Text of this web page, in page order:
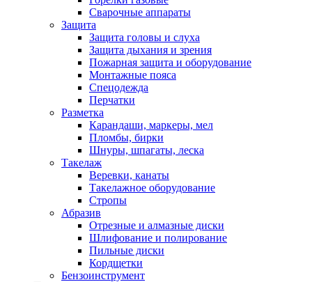
Сварочные аппараты
Защита
Защита головы и слуха
Защита дыхания и зрения
Пожарная защита и оборудование
Монтажные пояса
Спецодежда
Перчатки
Разметка
Карандаши, маркеры, мел
Пломбы, бирки
Шнуры, шпагаты, леска
Такелаж
Веревки, канаты
Такелажное оборудование
Стропы
Абразив
Отрезные и алмазные диски
Шлифование и полирование
Пильные диски
Кордщетки
Бензоинструмент